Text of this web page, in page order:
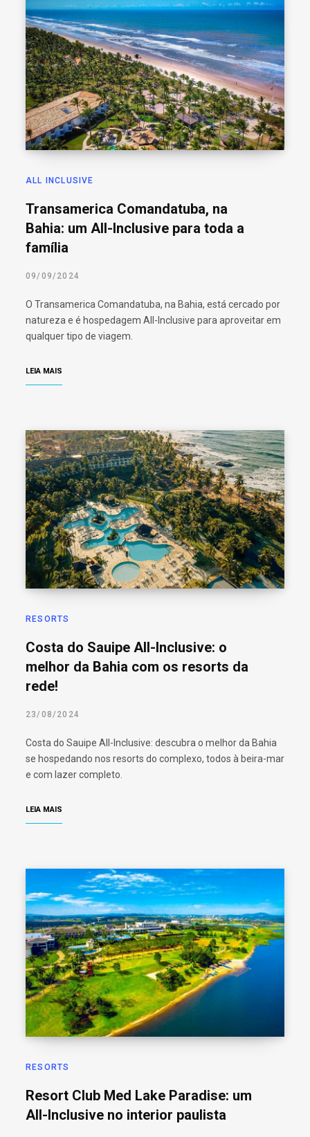
ALL INCLUSIVE
Transamerica Comandatuba, na
Bahia: um All-Inclusive para toda a
família
09/09/2024
O Transamerica Comandatuba, na Bahia, está cercado por
natureza e é hospedagem All-Inclusive para aproveitar em
qualquer tipo de viagem.
LEIA MAIS
RESORTS
Costa do Sauipe All-Inclusive: o
melhor da Bahia com os resorts da
rede!
23/08/2024
Costa do Sauipe All-Inclusive: descubra o melhor da Bahia
se hospedando nos resorts do complexo, todos à beira-mar
e com lazer completo.
LEIA MAIS
RESORTS
Resort Club Med Lake Paradise: um
All-Inclusive no interior paulista